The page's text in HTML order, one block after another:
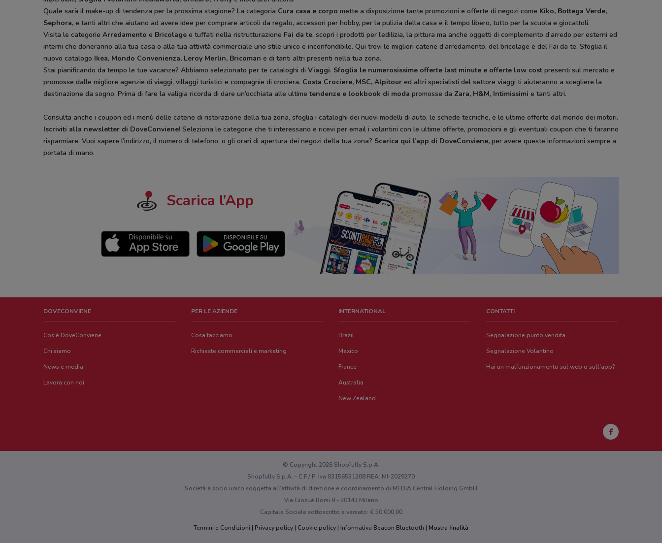
Quale sarà il make-up di tendenza per la prossima stagione? La categoria Cura casa e corpo mette a disposizione tante promozioni e offerte di negozi come Kiko, Bottega Verde,
Sephora, e tanti altri che aiutano ad avere idee per comprare articoli da regalo, accessori per hobby, per la pulizia della casa e il tempo libero, tutto per la scuola e giocattoli.
Visita le categorie Arredamento e Bricolage e tuffati nella ristrutturazione Fai da te, scopri i prodotti per l’edilizia, la pittura ma anche oggetti di complemento d’arredo per esterni ed
interni che doneranno alla tua casa o alla tua attività commerciale uno stile unico e inconfondibile. Qui trovi le migliori catene d’arredamento, del bricolage e del Fai da te. Sfoglia il
nuovo catalogo Ikea, Mondo Convenienza, Leroy Merlin, Bricoman e di tanti altri presenti nella tua zona.
Stai pianificando da tempo le tue vacanze? Abbiamo selezionato per te cataloghi di Viaggi. Sfoglia le numerosissime offerte last minute e offerte low cost presenti sul mercato e
promosse dalle migliore agenzie di viaggi, villaggi turistici e compagnie di crociera. Costa Crociere, MSC, Alpitour ed altri specialisti del settore viaggi ti aiuteranno a scegliere la
destinazione da sogno. Prima di fare la valigia ricorda di dare un’occhiata alle ultimetendenze e lookbook di moda promosse da Zara, H&M, Intimissimi e tanti altri.
Consulta anche i coupon ed i menù delle catene di ristorazione della tua zona, sfoglia i cataloghi dei nuovi modelli di auto, le schede tecniche, e le ultime offerte dal mondo dei motori.
Iscriviti alla newsletter di DoveConviene! Seleziona le categorie che ti interessano e ricevi per email i volantini con le ultime offerte, promozioni e gli eventuali coupon che ti faranno
risparmiare. Vuoi sapere l’indirizzo, il numero di telefono, o gli orari di apertura dei negozi della tua zona? Scarica qui l’app di DoveConviene, per avere queste informazioni sempre a
portata di mano.
Scarica l’App
DOVECONVIENE
Cos'è DoveConviene
Chi siamo
News e media
Lavora con noi
PER LE AZIENDE
Cosa facciamo
Richieste commerciali e marketing
INTERNATIONAL
Brazil
Mexico
France
Australia
New Zealand
CONTATTI
Segnalazione punto vendita
Segnalazione Volantino
Hai un malfunzionamento sul web o sull'app?
© Copyright 2026 Shopfully S.p.A.
Shopfully S.p.A. - C.F / P. Iva 03156531208 REA: MI-2029270
Società a socio unico soggetta all’attività di direzione e coordinamento di MEDIA Central Holding GmbH
Via Giosuè Borsi 9 - 20143 Milano
Capitale Sociale sottoscritto e versato: € 50.000,00
Termini e Condizioni
Privacy policy Cookie policy Informativa Beacon Bluetooth Mostra finalità